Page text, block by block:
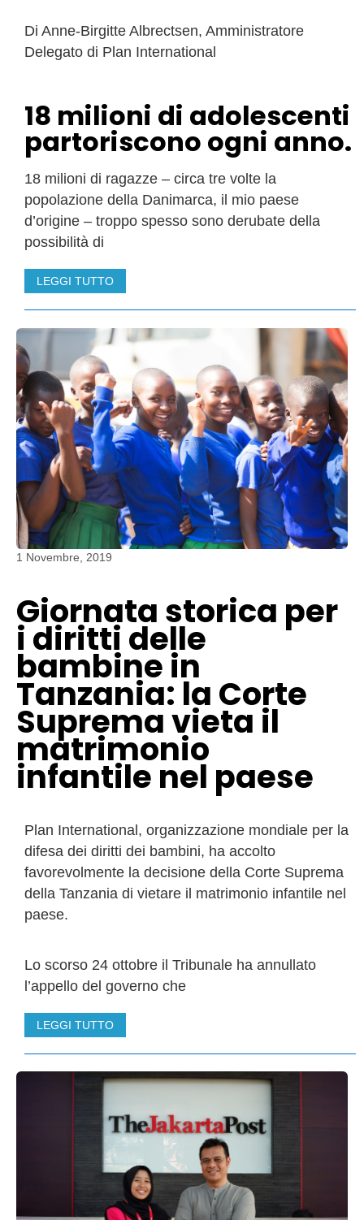
Di Anne-Birgitte Albrectsen, Amministratore
Delegato di Plan International
18 milioni di adolescenti
partoriscono ogni anno.
18 milioni di ragazze – circa tre volte la
popolazione della Danimarca, il mio paese
d’origine – troppo spesso sono derubate della
possibilità di
LEGGI TUTTO
1 Novembre, 2019
Giornata storica per
i diritti delle
bambine in
Tanzania: la Corte
Suprema vieta il
matrimonio
infantile nel paese
Plan International, organizzazione mondiale per la
difesa dei diritti dei bambini, ha accolto
favorevolmente la decisione della Corte Suprema
della Tanzania di vietare il matrimonio infantile nel
paese.
Lo scorso 24 ottobre il Tribunale ha annullato
l’appello del governo che
LEGGI TUTTO